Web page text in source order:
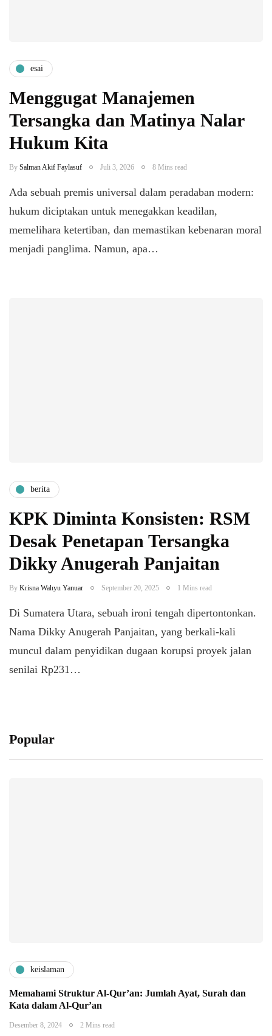
esai
Menggugat Manajemen
Tersangka dan Matinya Nalar
Hukum Kita
By Salman Akif Faylasuf Juli 3, 2026 8 Mins read
Ada sebuah premis universal dalam peradaban modern:
hukum diciptakan untuk menegakkan keadilan,
memelihara ketertiban, dan memastikan kebenaran moral
menjadi panglima. Namun, apa…
berita
KPK Diminta Konsisten: RSM
Desak Penetapan Tersangka
Dikky Anugerah Panjaitan
By Krisna Wahyu Yanuar September 20, 2025 1 Mins read
Di Sumatera Utara, sebuah ironi tengah dipertontonkan.
Nama Dikky Anugerah Panjaitan, yang berkali-kali
muncul dalam penyidikan dugaan korupsi proyek jalan
senilai Rp231…
Popular
keislaman
Memahami Struktur Al-Qur’an: Jumlah Ayat, Surah dan
Kata dalam Al-Qur’an
Desember 8, 2024 2 Mins read